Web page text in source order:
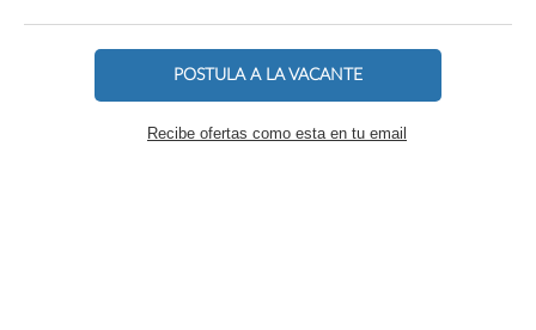
POSTULA A LA VACANTE
Recibe ofertas como esta en tu email